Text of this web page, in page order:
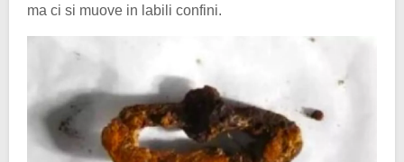
ma ci si muove in labili confini.